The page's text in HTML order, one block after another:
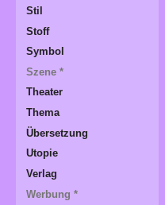
Stil
Stoff
Symbol
Szene *
Theater
Thema
Übersetzung
Utopie
Verlag
Werbung *